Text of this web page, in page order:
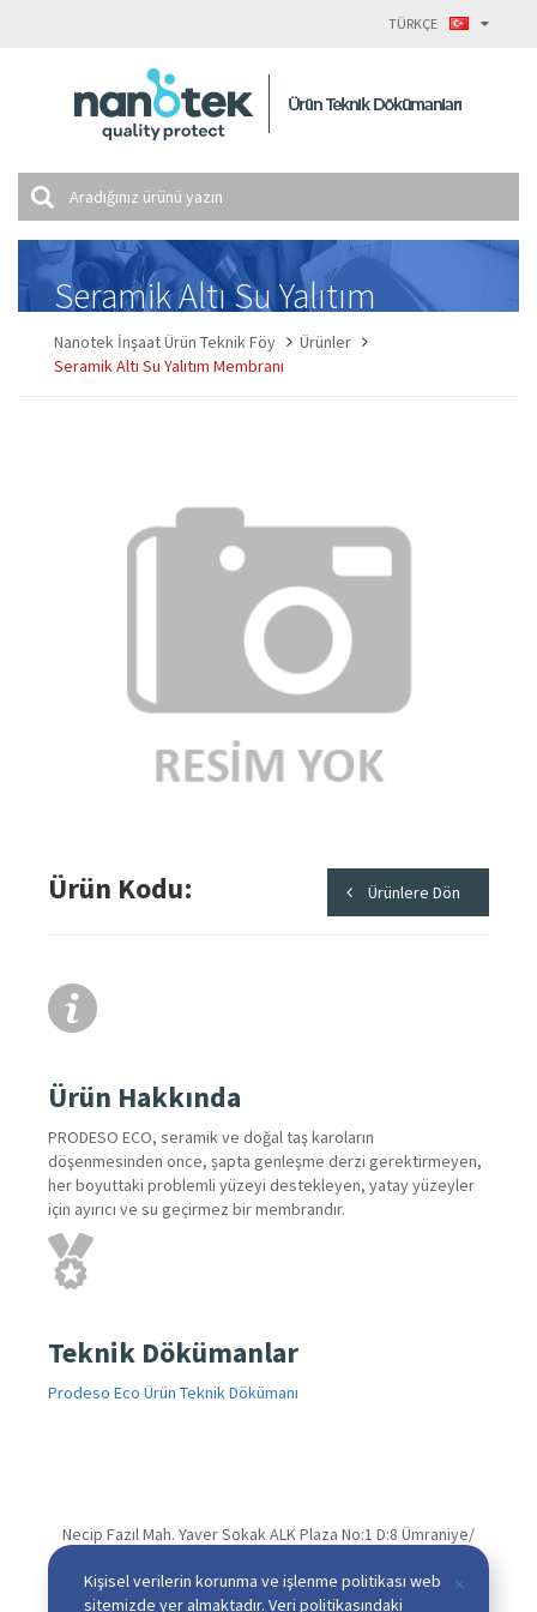
TÜRKÇE
Seramik Altı Su Yalıtım
Membranı
Nanotek İnşaat Ürün Teknik Föy
Ürünler
Seramik Altı Su Yalıtım Membranı
Ürün Kodu Ürünlere Dön
Ürün Hakkında
PRODESO ECO, seramik ve doğal taş karoların
döşenmesinden once, şapta genleşme derzi gerektirmeyen,
her boyuttaki problemli yüzeyi destekleyen, yatay yüzeyler
için ayırıcı ve su geçirmez bir membrandır.
Teknik Dökümanlar
Prodeso Eco Ürün Teknik Dökümanı
Necip Fazıl Mah. Yaver Sokak ALK Plaza No:1 D:8 Ümraniye/
+90 216 339 12 12 (Pbx)
Kişisel verilerin korunma ve işlenme politikası web
sitemizde yer almaktadır. Veri politikasındaki
×